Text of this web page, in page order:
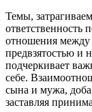
Темы,
ответственность
отношения между
предвзятостью и
подчеркивает
себе.
сына и мужа,
заставляя